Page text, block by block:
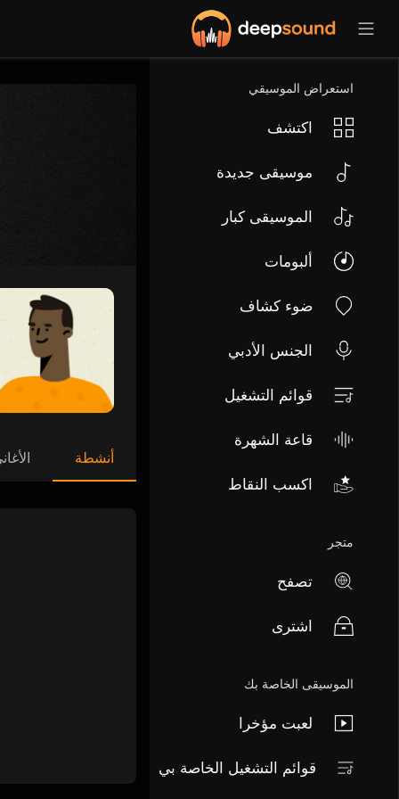
استعراض الموسيقي
اكتشف
موسيقى جديدة
الموسيقى كبار
ألبومات
ضوء كشاف
الجنس الأدبي
قوائم التشغيل
قاعة الشهرة
اكسب النقاط
متجر
تصفح
اشترى
الموسيقى الخاصة بك
لعبت مؤخرا
قوائم التشغيل الخاصة بي
أنشطة